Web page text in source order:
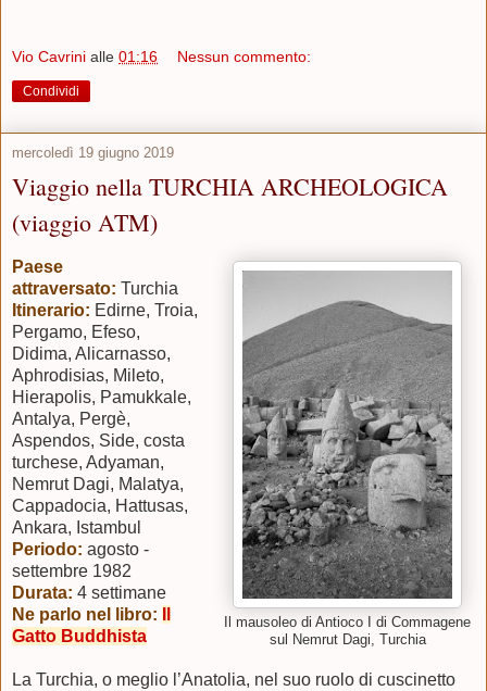
Vio Cavrini alle 01:16 Nessun commento:
Condividi
mercoledì 19 giugno 2019
Viaggio nella TURCHIA ARCHEOLOGICA
(viaggio ATM)
Il mausoleo di Antioco I di Commagene
sul Nemrut Dagi, Turchia
Paese
attraversato: Turchia
Itinerario: Edirne, Troia,
Pergamo, Efeso,
Didima, Alicarnasso,
Aphrodisias, Mileto,
Hierapolis, Pamukkale,
Antalya, Pergè,
Aspendos, Side, costa
turchese, Adyaman,
Nemrut Dagi, Malatya,
Cappadocia, Hattusas,
Ankara, Istambul
Periodo: agosto -
settembre 1982
Durata: 4 settimane
Ne parlo nel libro:
Gatto Buddhista
La Turchia, o meglio l’Anatolia, nel suo ruolo di cuscinetto